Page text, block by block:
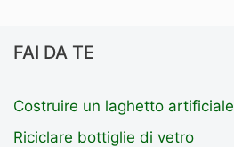
FAI DA TE
Costruire un laghetto artificiale
Riciclare bottiglie di vetro